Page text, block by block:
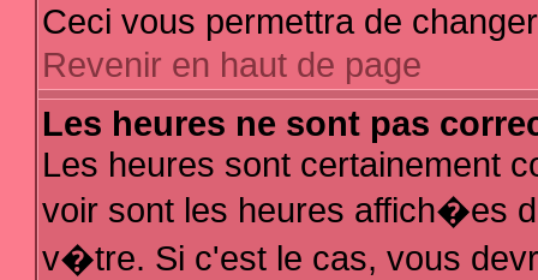
Ceci vous permettra de
Revenir en haut de page
Les heures ne sont pas
Les heures sont certainement
voir sont les heures affich�es
v�tre. Si c'est le cas, vous